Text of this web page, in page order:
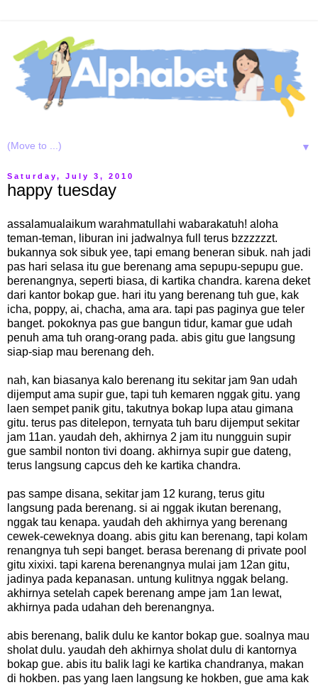
▼
Saturday, July 3, 2010
happy tuesday
assalamualaikum warahmatullahi wabarakatuh! aloha
teman-teman, liburan ini jadwalnya full terus bzzzzzzt.
bukannya sok sibuk yee, tapi emang beneran sibuk. nah jadi
pas hari selasa itu gue berenang ama sepupu-sepupu gue.
berenangnya, seperti biasa, di kartika chandra. karena deket
dari kantor bokap gue. hari itu yang berenang tuh gue, kak
icha, poppy, ai, chacha, ama ara. tapi pas paginya gue teler
banget. pokoknya pas gue bangun tidur, kamar gue udah
penuh ama tuh orang-orang pada. abis gitu gue langsung
siap-siap mau berenang deh.
nah, kan biasanya kalo berenang itu sekitar jam 9an udah
dijemput ama supir gue, tapi tuh kemaren nggak gitu. yang
laen sempet panik gitu, takutnya bokap lupa atau gimana
gitu. terus pas ditelepon, ternyata tuh baru dijemput sekitar
jam 11an. yaudah deh, akhirnya 2 jam itu nungguin supir
gue sambil nonton tivi doang. akhirnya supir gue dateng,
terus langsung capcus deh ke kartika chandra.
pas sampe disana, sekitar jam 12 kurang, terus gitu
langsung pada berenang. si ai nggak ikutan berenang,
nggak tau kenapa. yaudah deh akhirnya yang berenang
cewek-ceweknya doang. abis gitu kan berenang, tapi kolam
renangnya tuh sepi banget. berasa berenang di private pool
gitu xixixi. tapi karena berenangnya mulai jam 12an gitu,
jadinya pada kepanasan. untung kulitnya nggak belang.
akhirnya setelah capek berenang ampe jam 1an lewat,
akhirnya pada udahan deh berenangnya.
abis berenang, balik dulu ke kantor bokap gue. soalnya mau
sholat dulu. yaudah deh akhirnya sholat dulu di kantornya
bokap gue. abis itu balik lagi ke kartika chandranya, makan
di hokben. pas yang laen langsung ke hokben, gue ama kak